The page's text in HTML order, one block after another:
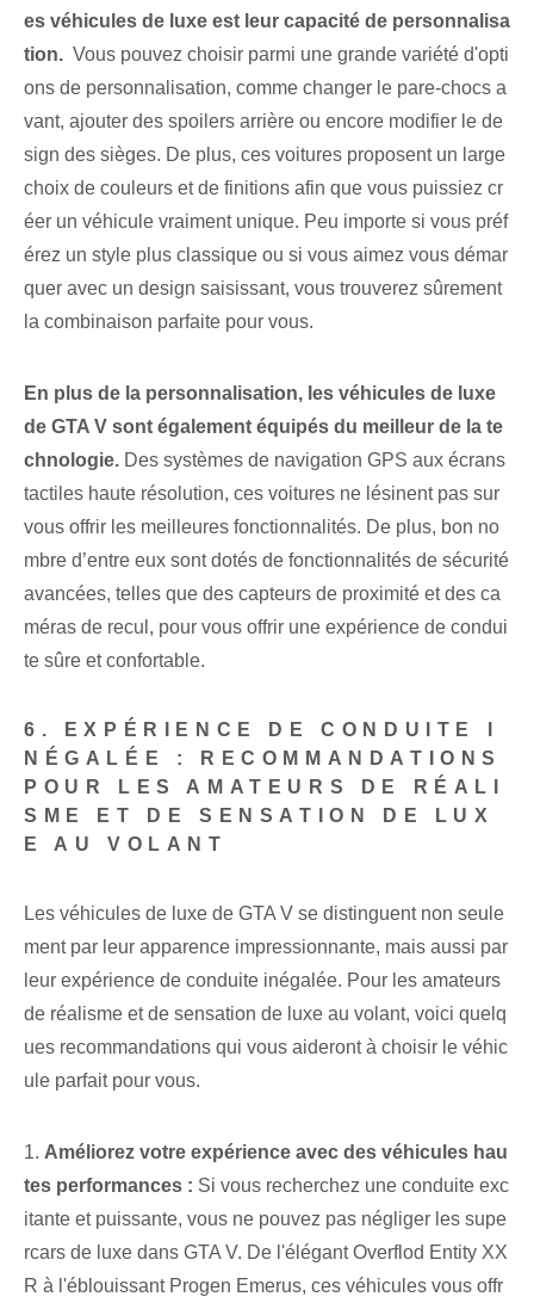
es véhicules de luxe est leur capacité de personnalisa
tion. ​ Vous pouvez choisir parmi une grande variété d'opti
ons de personnalisation, comme changer le pare-chocs a
vant, ajouter des spoilers arrière ou encore modifier le de
sign des sièges. De plus, ces voitures proposent un large
choix de couleurs et de finitions afin que vous puissiez cr
éer un véhicule vraiment unique. Peu importe si vous préf
érez un style plus classique ou si vous aimez vous démar
quer avec un design saisissant, vous trouverez sûrement
la combinaison parfaite pour vous.
En plus de la personnalisation, les véhicules de luxe
de GTA V sont également équipés du meilleur de la te
chnologie. Des systèmes de navigation GPS aux écrans
tactiles haute résolution, ces voitures ne lésinent pas sur
vous offrir les meilleures fonctionnalités. De plus, bon no
mbre d’entre eux sont dotés de fonctionnalités de sécurité
avancées, telles que des capteurs de proximité et des ca
méras de recul, pour vous offrir une expérience de condui
te sûre et confortable.
6. EXPÉRIENCE DE CONDUITE I
NÉGALÉE : RECOMMANDATIONS
POUR LES AMATEURS DE RÉALI
SME ET DE SENSATION DE LUX
E AU VOLANT
Les véhicules de luxe de GTA V se distinguent non seule
ment par leur apparence impressionnante, mais aussi par
leur expérience de conduite inégalée. Pour les amateurs
de réalisme et de sensation de luxe au volant, voici quelq
ues recommandations qui vous aideront à choisir le véhic
ule parfait pour vous.
1. Améliorez votre expérience avec des véhicules hau
tes performances : Si vous recherchez une conduite exc
itante et puissante, vous ne pouvez pas négliger les supe
rcars de luxe dans GTA V. De l'élégant Overflod Entity XX
R à l'éblouissant Progen Emerus, ces véhicules vous offr